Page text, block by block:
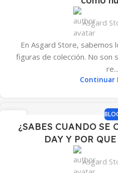
Asgard
En Asgard Store, sabemos
figuras de colección. No son
re...
Continuar
¿SABES CUANDO SE
DAY Y POR
Asgard